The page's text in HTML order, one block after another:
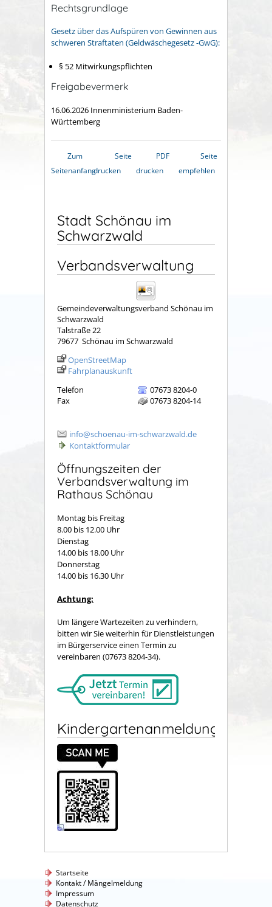
Rechtsgrundlage
Gesetz über das Aufspüren von Gewinnen aus
schweren Straftaten (Geldwäschegesetz -GwG):
§ 52 Mitwirkungspflichten
Freigabevermerk
16.06.2026 Innenministerium Baden-
Württemberg
Zum
Seitenanfang
Seite
drucken
PDF
drucken
Seite
empfehlen
Stadt Schönau im
Schwarzwald
Verbandsverwaltung
Gemeindeverwaltungsverband Schönau im
Schwarzwald
Talstraße 22
79677 Schönau im Schwarzwald
OpenStreetMap
Fahrplanauskunft
Telefon
07673 8204-0
Fax
07673 8204-14
info@schoenau-im-schwarzwald.de
Kontaktformular
Öffnungszeiten der
Verbandsverwaltung im
Rathaus Schönau
Montag bis Freitag
8.00 bis 12.00 Uhr
Dienstag
14.00 bis 18.00 Uhr
Donnerstag
14.00 bis 16.30 Uhr
Achtung:
Um längere Wartezeiten zu verhindern,
bitten wir Sie weiterhin für Dienstleistungen
im Bürgerservice einen Termin zu
vereinbaren (07673 8204-34).
Kindergartenanmeldung
Startseite
Kontakt / Mängelmeldung
Impressum
Datenschutz